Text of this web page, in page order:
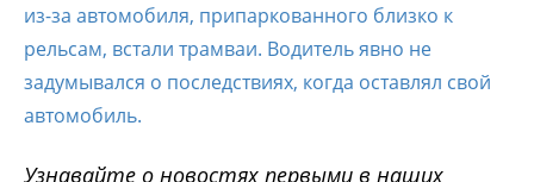
из-за автомобиля, припаркованного близко к
рельсам, встали трамваи. Водитель явно не
задумывался о последствиях, когда оставлял свой
автомобиль.
Узнавайте о новостях первыми в наших